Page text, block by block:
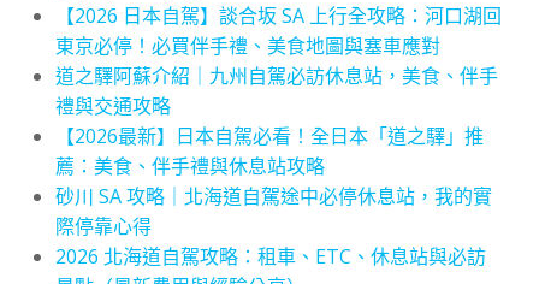
【2026 日本自駕】談合坂 SA 上行全攻略：河口湖回
東京必停！必買伴手禮、美食地圖與塞車應對
道之驛阿蘇介紹｜九州自駕必訪休息站，美食、伴手
禮與交通攻略
【2026最新】日本自駕必看！全日本「道之驛」推
薦：美食、伴手禮與休息站攻略
砂川 SA 攻略｜北海道自駕途中必停休息站，我的實
際停靠心得
2026 北海道自駕攻略：租車、ETC、休息站與必訪